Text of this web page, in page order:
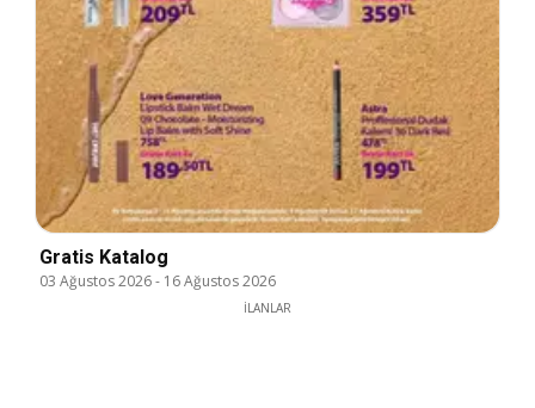
Gratis Katalog
03 Ağustos 2026- 16 Ağustos 2026
İLANLAR